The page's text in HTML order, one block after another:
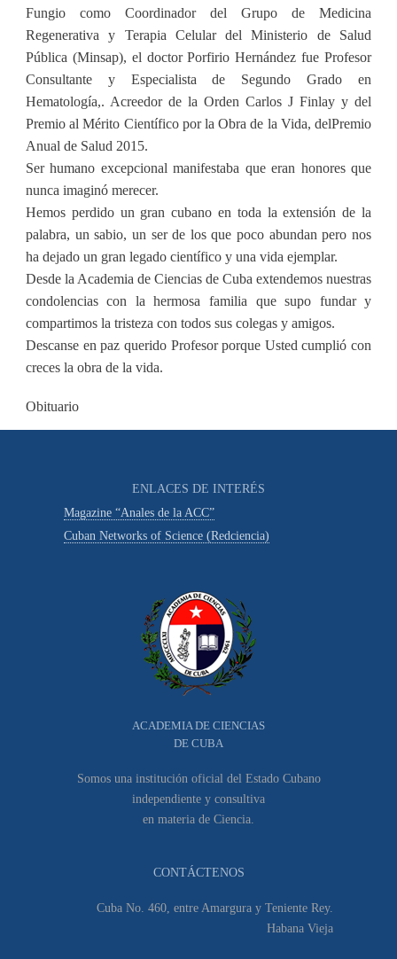
Fungio como Coordinador del Grupo de Medicina
Regenerativa y Terapia Celular del Ministerio de Salud
Pública (Minsap), el doctor Porfirio Hernández fue Profesor
Consultante y Especialista de Segundo Grado en
Hematología,. Acreedor de la Orden Carlos J Finlay y del
Premio al Mérito Científico por la Obra de la Vida, delPremio
Anual de Salud 2015.
Ser humano excepcional manifestaba que eran honores que
nunca imaginó merecer.
Hemos perdido un gran cubano en toda la extensión de la
palabra, un sabio, un ser de los que poco abundan pero nos
ha dejado un gran legado científico y una vida ejemplar.
Desde la Academia de Ciencias de Cuba extendemos nuestras
condolencias con la hermosa familia que supo fundar y
compartimos la tristeza con todos sus colegas y amigos.
Descanse en paz querido Profesor porque Usted cumplió con
creces la obra de la vida.
Obituario
ENLACES DE INTERÉS
Magazine “Anales de la ACC”
Cuban Networks of Science (Redciencia)
ACADEMIA DE CIENCIAS
DE CUBA
Somos una institución oficial del Estado Cubano
independiente y consultiva
en materia de Ciencia.
CONTÁCTENOS
Cuba No. 460, entre Amargura y Teniente Rey.
Habana Vieja